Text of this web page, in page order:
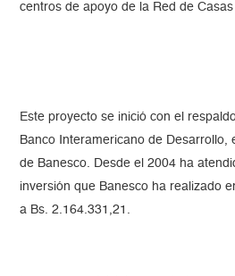
centros de apoyo de la Red de
Este proyecto se inició con el
Banco Interamericano de
de Banesco. Desde el 2004 ha
inversión que Banesco ha realizado
a Bs. 2.164.331,21.